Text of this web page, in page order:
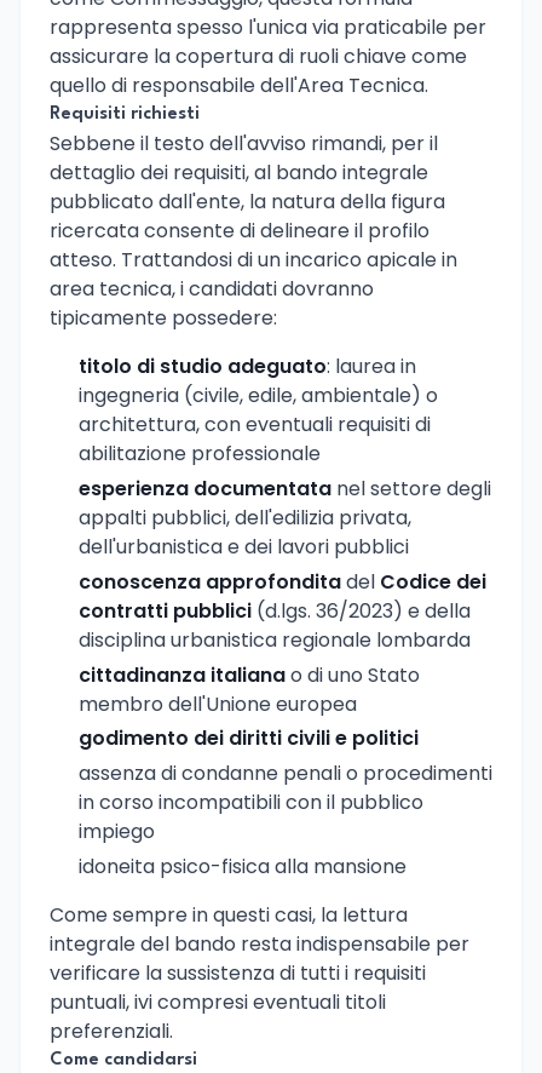
rappresenta spesso l'unica via praticabile per
assicurare la copertura di ruoli chiave come
quello di responsabile dell'Area Tecnica.
Requisiti richiesti
Sebbene il testo dell'avviso rimandi, per il
dettaglio dei requisiti, al bando integrale
pubblicato dall'ente, la natura della figura
ricercata consente di delineare il profilo
atteso. Trattandosi di un incarico apicale in
area tecnica, i candidati dovranno
tipicamente possedere:
titolo di studio adeguato: laurea in
ingegneria (civile, edile, ambientale) o
architettura, con eventuali requisiti di
abilitazione professionale
esperienza documentata nel settore degli
appalti pubblici, dell'edilizia privata,
dell'urbanistica e dei lavori pubblici
conoscenza approfonditadel Codice dei
contratti pubblici (d.lgs. 36/2023) e della
disciplina urbanistica regionale lombarda
cittadinanza italianao di uno Stato
membro dell'Unione europea
godimento dei diritti civili e politici
assenza di condanne penali o procedimenti
in corso incompatibili con il pubblico
impiego
idoneita psico-fisica alla mansione
Come sempre in questi casi, la lettura
integrale del bando resta indispensabile per
verificare la sussistenza di tutti i requisiti
puntuali, ivi compresi eventuali titoli
preferenziali.
Come candidarsi